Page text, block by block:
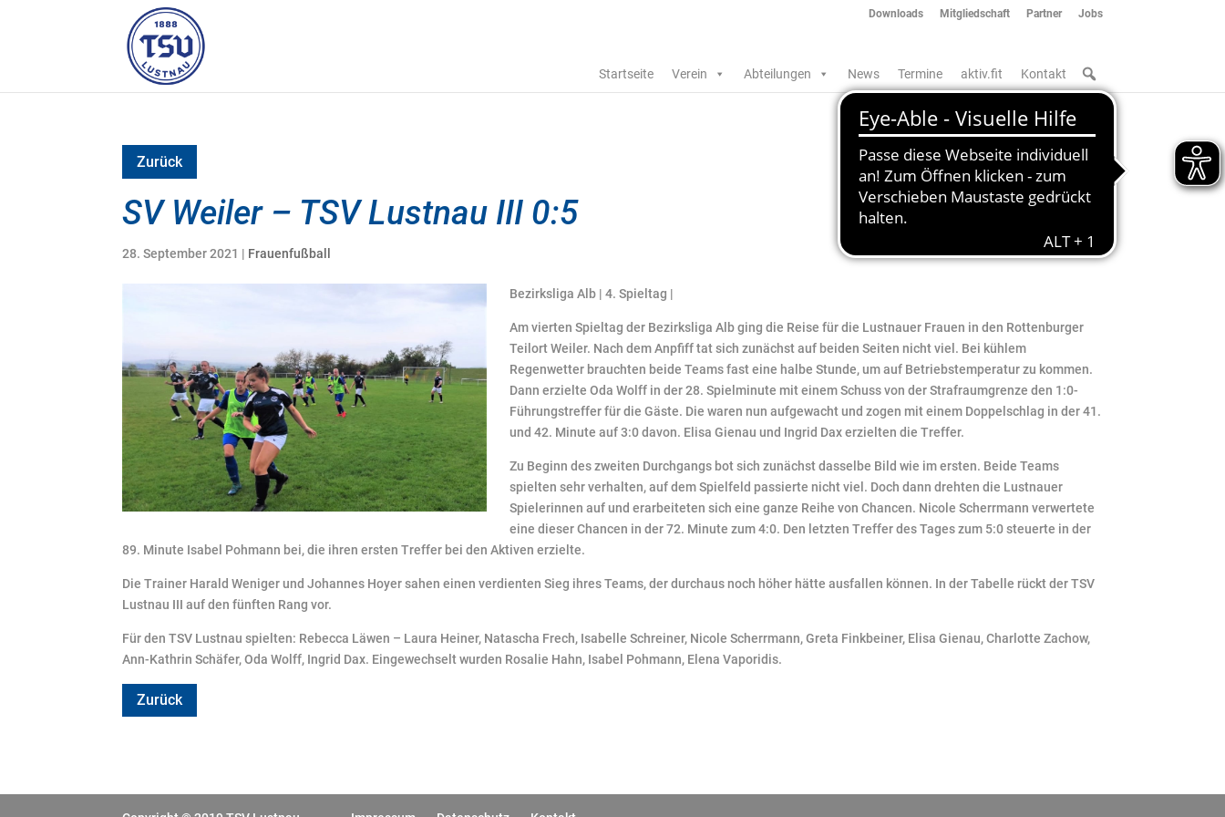
Downloads Mitgliedschaft Partner Jobs
Startseite Verein Abteilungen News Termine aktiv.fit Kontakt
Zurück
SV Weiler – TSV Lustnau III 0:5
28. September 2021 | Frauenfußball
Bezirksliga Alb | 4. Spieltag |
Am vierten Spieltag der Bezirksliga Alb ging die Reise für die Lustnauer Frauen in den Rottenburger
Teilort Weiler. Nach dem Anpfiff tat sich zunächst auf beiden Seiten nicht viel. Bei kühlem
Regenwetter brauchten beide Teams fast eine halbe Stunde, um auf Betriebstemperatur zu kommen.
Dann erzielte Oda Wolff in der 28. Spielminute mit einem Schuss von der Strafraumgrenze den 1:0-
Führungstreffer für die Gäste. Die waren nun aufgewacht und zogen mit einem Doppelschlag in der 41.
und 42. Minute auf 3:0 davon. Elisa Gienau und Ingrid Dax erzielten die Treffer.
Zu Beginn des zweiten Durchgangs bot sich zunächst dasselbe Bild wie im ersten. Beide Teams
spielten sehr verhalten, auf dem Spielfeld passierte nicht viel. Doch dann drehten die Lustnauer
Spielerinnen auf und erarbeiteten sich eine ganze Reihe von Chancen. Nicole Scherrmann verwertete
eine dieser Chancen in der 72. Minute zum 4:0. Den letzten Treffer des Tages zum 5:0 steuerte in der
89. Minute Isabel Pohmann bei, die ihren ersten Treffer bei den Aktiven erzielte.
Die Trainer Harald Weniger und Johannes Hoyer sahen einen verdienten Sieg ihres Teams, der durchaus noch höher hätte ausfallen können. In der Tabelle rückt der TSV
Lustnau III auf den fünften Rang vor.
Für den TSV Lustnau spielten: Rebecca Läwen – Laura Heiner, Natascha Frech, Isabelle Schreiner, Nicole Scherrmann, Greta Finkbeiner, Elisa Gienau, Charlotte Zachow,
Ann-Kathrin Schäfer, Oda Wolff, Ingrid Dax. Eingewechselt wurden Rosalie Hahn, Isabel Pohmann, Elena Vaporidis.
Zurück